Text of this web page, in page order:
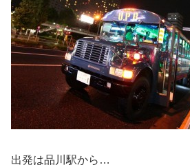
出発は品川駅から…